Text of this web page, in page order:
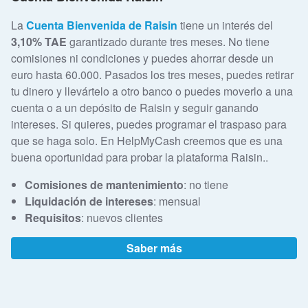
LaCuenta Bienvenida de Raisin tiene un interés del
3,10% TAE garantizado durante tres meses. No tiene
comisiones ni condiciones y puedes ahorrar desde un
euro hasta 60.000. Pasados los tres meses, puedes retirar
tu dinero y llevártelo a otro banco o puedes moverlo a una
cuenta o a un depósito de Raisin y seguir ganando
intereses. Si quieres, puedes programar el traspaso para
que se haga solo. En HelpMyCash creemos que es una
buena oportunidad para probar la plataforma Raisin..
Comisiones de mantenimiento: no tiene
Liquidación de intereses: mensual
Requisitos: nuevos clientes
Saber más